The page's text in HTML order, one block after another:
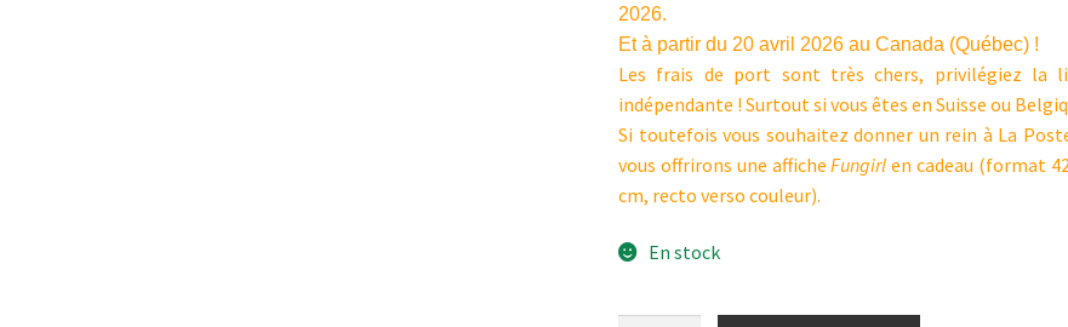
2026.
Et à partir du 20 avril 2026 au Canada (Québec) !
Les frais de port sont très chers, privilégiez la
indépendante ! Surtout si vous êtes en Suisse ou
Si toutefois vous souhaitez donner un rein à La
vous offrirons une afficheFungirl en cadeau (format
cm, recto verso couleur).
En stock